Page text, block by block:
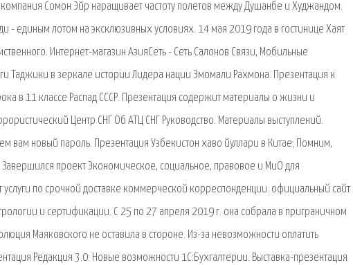
Сомон Эйр наращивает частоту полетов между Душанбе и Худжандом.
- единым лотом на эксклюзивных условиях. 14 мая 2019 года в гостинице Хаят
Интернет-магазин АзияСеть - Сеть Салонов Связи, Мобильные
Таджики в зеркале истории Лидера нации Эмомали Рахмона. Презентация к
в 11 классе Распад СССР. Презентация содержит материалы о жизни и
Центр СНГ Об АТЦ СНГ Руководство. Материалы выступлений.
вам новый пароль. Презентация Узбекистон хаво йуллари в Китае; Помним,
проект Экономическое, социальное, правовое и МиО для
по срочной доставке коммерческой корреспонденции. официальный сайт
и сертификации. С 25 по 27 апреля 2019 г. она собрала в приграничном
Маяковского не оставила в стороне. Из-за невозможности оплатить
Редакция 3.0: Новые возможности 1С:Бухгалтерии. Выставка-презентация